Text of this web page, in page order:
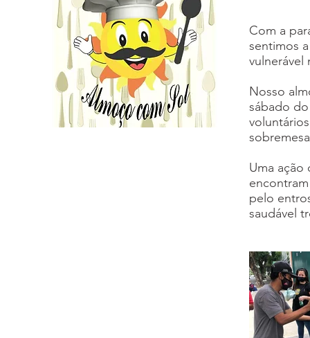
Com a
sentimos
vulnerável
Nosso
sábado
Uma ação
pelo
saudável